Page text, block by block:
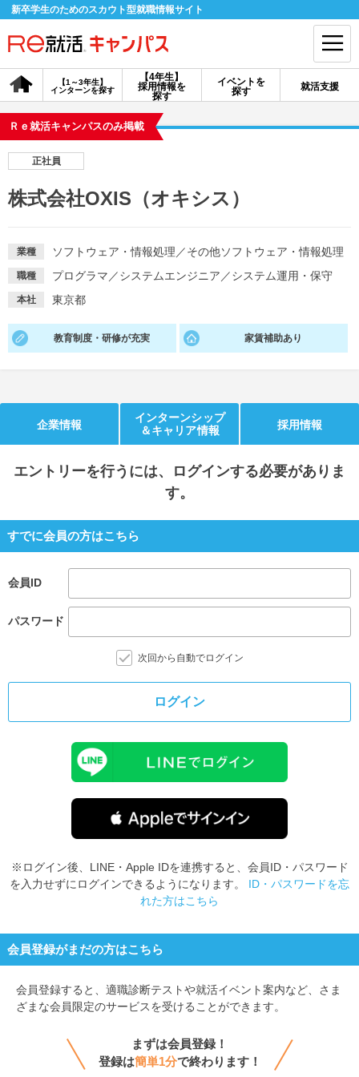
新卒学生のためのスカウト型就職情報サイト
【4年生】
採用情報を
探す
【1～3年生】
インターンを探す
イベントを
探す
就活支援
会員登録 ログイン
探す
イベントを探す
就活ノウハウ・サポート
お役立ち記事・相談室など
適職診断
あなたに合う仕事を診断！
就活チャンネル
動画で対策講座をチェック
就活時事ニュースを更新
Ｒｅ就活キャンパスのみ掲載
正社員
株式会社OXIS（オキシス）
業種 ソフトウェア・情報処理 ／その他ソフトウェア・情報処理
職種 プログラマ ／システムエンジニア ／システム運用・保守
本社 東京都
教育制度・研修が充実 家賃補助あり
企業情報
インターンシップ
＆キャリア情報
採用情報
エントリーを行うには、ログインする必要がありま
す。
すでに会員の方はこちら
会員ID
パスワード
次回から自動でログイン
ログイン
※ログイン後、LINE・Apple IDを連携すると、会員ID・パスワード
を入力せずにログインできるようになります。 ID・パスワードを忘
れた方はこちら
会員登録がまだの方はこちら
会員登録すると、 適職診断テストや就活イベント案内など、さま
ざまな会員限定のサービスを受けることができます。
まずは会員登録！
登録は簡単1分で終わります！